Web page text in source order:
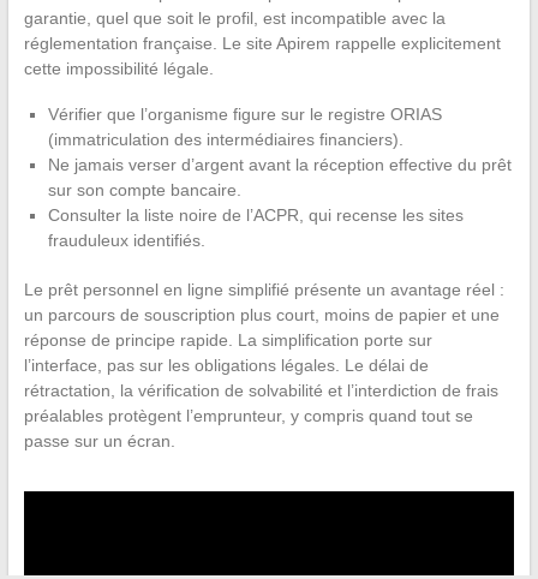
garantie, quel que soit le profil, est incompatible avec la
réglementation française. Le site Apirem rappelle explicitement
cette impossibilité légale.
Vérifier que l’organisme figure sur le registre ORIAS
(immatriculation des intermédiaires financiers).
Ne jamais verser d’argent avant la réception effective du prêt
sur son compte bancaire.
Consulter la liste noire de l’ACPR, qui recense les sites
frauduleux identifiés.
Le prêt personnel en ligne simplifié présente un avantage réel :
un parcours de souscription plus court, moins de papier et une
réponse de principe rapide. La simplification porte sur
l’interface, pas sur les obligations légales. Le délai de
rétractation, la vérification de solvabilité et l’interdiction de frais
préalables protègent l’emprunteur, y compris quand tout se
passe sur un écran.